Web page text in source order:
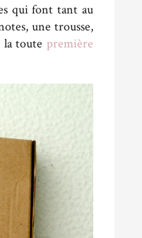
qui font tant au
une trousse,
la toute première